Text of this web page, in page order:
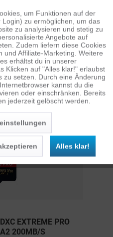
diskutieren...mehr
... mehr
EXTREME PRO
200MB/S
Aktiv
Inaktiv
Inaktiv
Inaktiv
um Funktionen auf der
zu ermöglichen, um das
zu analysieren und stetig zu
Angebote auf
Zudem liefern diese Cookies
und Affiliate-Marketing. Weitere
erhältst du in unserer
Klicken auf "Alles klar!" erlaubst
zu setzen. Durch eine Änderung
kannst du die
oder einschränken. Bereits
jederzeit gelöscht werden.
Alles klar!